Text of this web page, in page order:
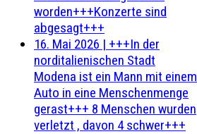
worden+++Konzerte sind
abgesagt+++
16. Mai 2026 | +++In der
norditalienischen Stadt
Modena ist ein Mann mit einem
Auto in eine Menschenmenge
gerast+++ 8 Menschen wurden
verletzt , davon 4 schwer+++